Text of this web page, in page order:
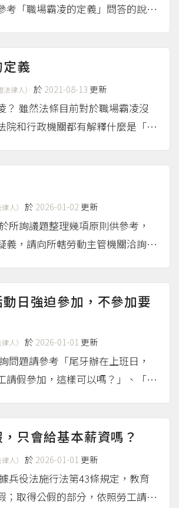
考「職場霸凌的定義」問答的說
）
義
法律人） 於 2021-08-13 更新
？ 雖然法條目前對於職場霸凌沒
院和行政機關都有解釋什麼是「職
力濫用或職務優勢，持續對被霸凌
脅而產生精神或身體上的傷害。
「職...
人） 於 2026-01-02 更新
所詢議題整理幾項原則供參考，
義，請向所轄勞動主管機關洽詢：
號函說明，曆日的起
曆日指午前0時至午後12時連續2...
日強迫參加，不參加要
人） 於 2026-01-01 更新
問題請參考「尾牙辦在上班日，
請假參加，這樣可以嗎？」、「想
休假,有違法嗎」問答的說明。 如
請向所轄勞動主管機關洽詢。
只會給基本薪資嗎？
人） 於 2026-01-01 更新
兵役法施行法第43條規定，教育
；取得公假的部分，依照勞工請假